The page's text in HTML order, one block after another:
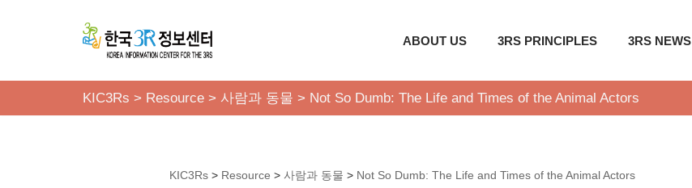
로
ABOUT US 3RS PRINCIPLES 3RS NEWS
KIC3Rs > Resource > 사람과 동물 > Not So Dumb: The Life and Times of the Animal Actors
KIC3Rs > Resource > 사람과 동물 > Not So Dumb: The Life and Times of the Animal Actors